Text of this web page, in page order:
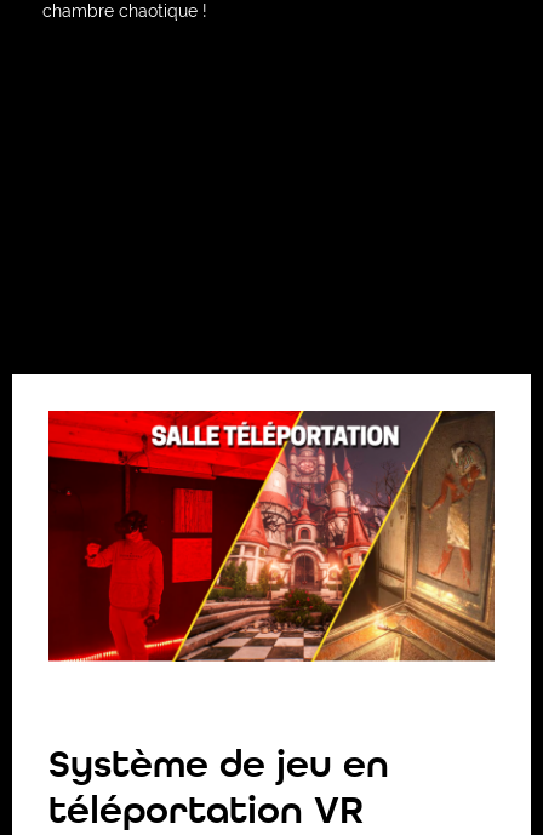
chambre chaotique !
Système de jeu en
téléportation VR